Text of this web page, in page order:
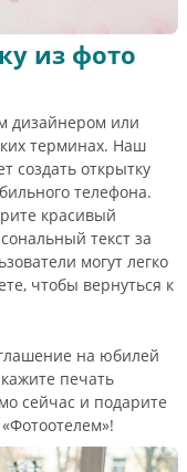
из фото
дизайнером или
терминах. Наш
создать открытку
телефона.
красивый
текст за
могут легко
чтобы вернуться к
на юбилей
печать
сейчас и подарите